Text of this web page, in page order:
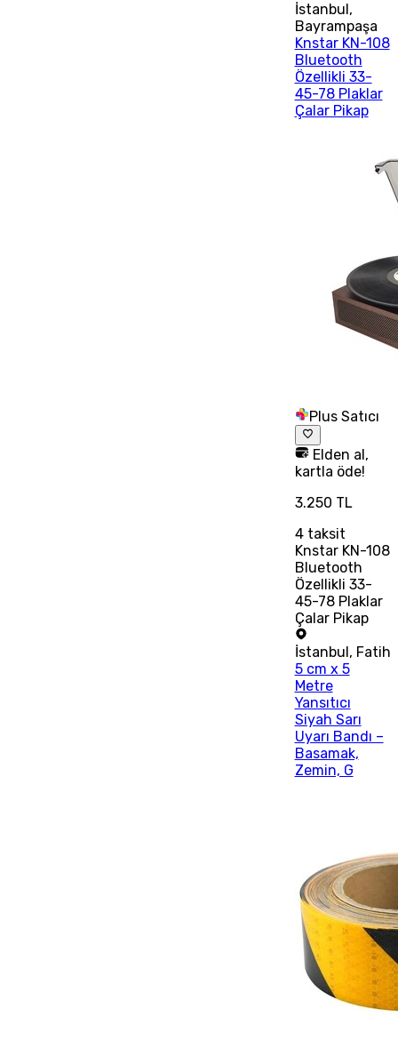
İstanbul ,
Bayrampaşa
Knstar KN-108
Bluetooth
Özellikli 33-
45-78 Plaklar
Çalar Pikap
Plus Satıcı
Elden al,
kartla öde!
3.250 TL
4taksit
Knstar KN-108
Bluetooth
Özellikli 33-
45-78 Plaklar
Çalar Pikap
İstanbul, Fatih
5 cm x 5
Metre
Yansıtıcı
Siyah Sarı
Uyarı Bandı –
Basamak,
Zemin, G